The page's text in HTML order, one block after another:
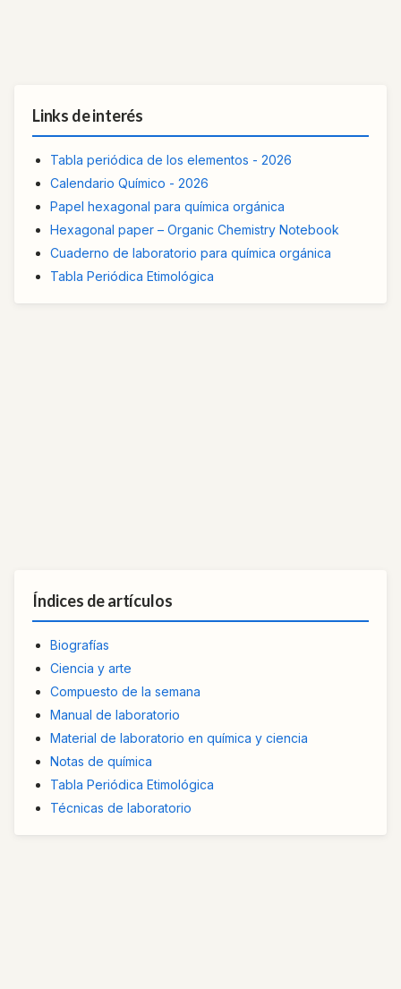
Links de interés
Tabla periódica de los elementos - 2026
Calendario Químico - 2026
Papel hexagonal para química orgánica
Hexagonal paper – Organic Chemistry Notebook
Cuaderno de laboratorio para química orgánica
Tabla Periódica Etimológica
Índices de artículos
Biografías
Ciencia y arte
Compuesto de la semana
Manual de laboratorio
Material de laboratorio en química y ciencia
Notas de química
Tabla Periódica Etimológica
Técnicas de laboratorio